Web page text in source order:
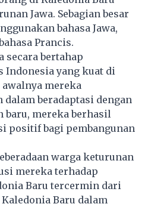
Jawa. Sebagian besar
bahasa Jawa,
Prancis.
secara bertahap
Indonesia yang kuat di
mereka
dalam beradaptasi dengan
baru, mereka berhasil
positif bagi pembangunan
warga keturunan
mereka terhadap
Baru tercermin dari
Baru dalam